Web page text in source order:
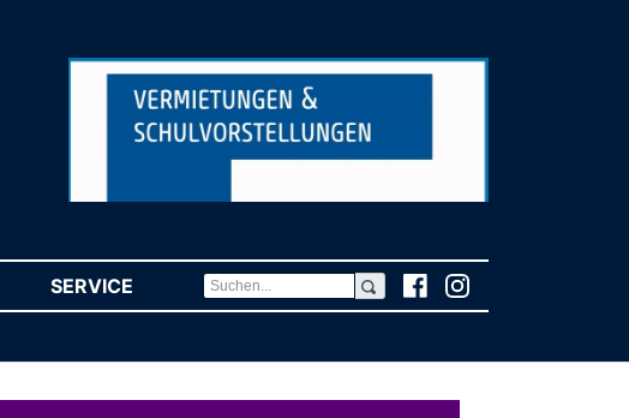
SERVICE (CURRENT)